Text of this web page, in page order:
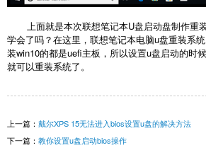
上面就是本次联想笔记本U盘启动盘制作重
学会了吗？在这里，联想笔记本电脑u盘重装系
装win10的都是uefi主板，所以设置u盘启动的时
就可以重装系统了。
上一篇： 戴尔XPS 15无法进入bios设置u盘的解决方法
下一篇： 教你设置u盘启动bios操作